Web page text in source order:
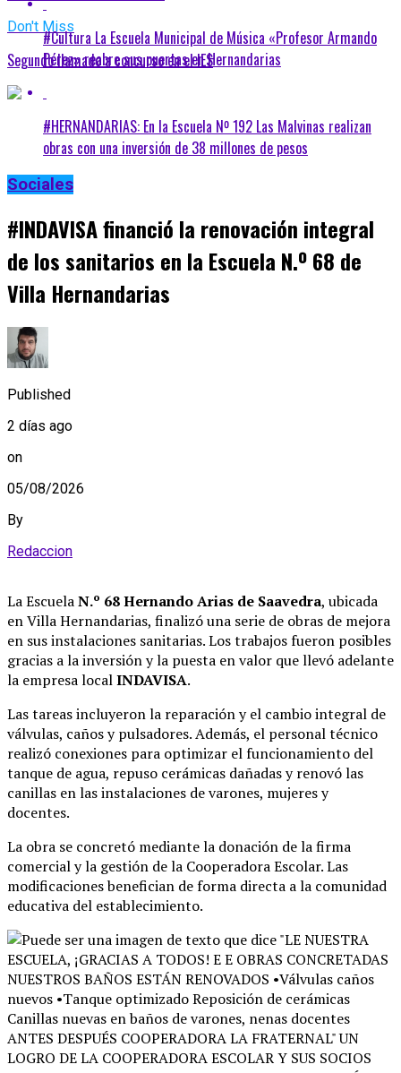
Don't Miss
Segundo llamado a concurso en el IES
#Cultura La Escuela Municipal de Música «Profesor Armando
Pérez» reabre sus puertas en Hernandarias
#HERNANDARIAS: En la Escuela Nº 192 Las Malvinas realizan
obras con una inversión de 38 millones de pesos
Sociales
#INDAVISA financió la renovación integral
de los sanitarios en la Escuela N.º 68 de
Villa Hernandarias
Published
2 días ago
on
05/08/2026
By
Redaccion
La EscuelaN.º 68 Hernando Arias de Saavedra, ubicada
en Villa Hernandarias, finalizó una serie de obras de mejora
en sus instalaciones sanitarias. Los trabajos fueron posibles
gracias a la inversión y la puesta en valor que llevó adelante
la empresa localINDAVISA.
Las tareas incluyeron la reparación y el cambio integral de
válvulas, caños y pulsadores. Además, el personal técnico
realizó conexiones para optimizar el funcionamiento del
tanque de agua, repuso cerámicas dañadas y renovó las
canillas en las instalaciones de varones, mujeres y
docentes.
La obra se concretó mediante la donación de la firma
comercial y la gestión de la Cooperadora Escolar. Las
modificaciones benefician de forma directa a la comunidad
educativa del establecimiento.